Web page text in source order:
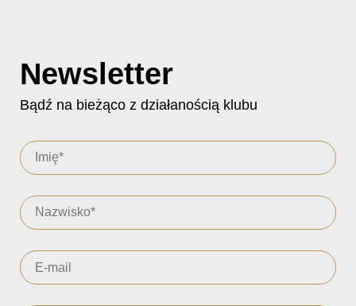
Newsletter
Bądź na bieżąco z działanością klubu